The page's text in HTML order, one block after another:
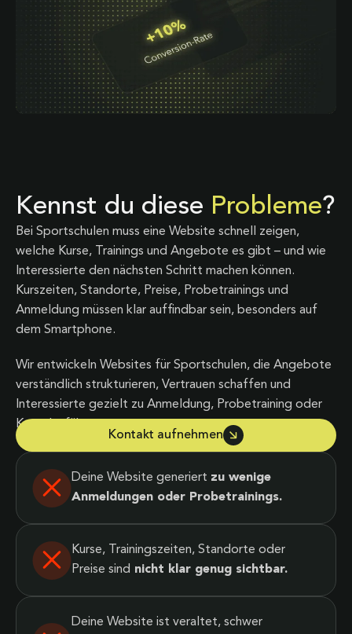
Kennst du diese Probleme?
Bei Sportschulen muss eine Website schnell zeigen,
welche Kurse, Trainings und Angebote es gibt – und wie
Interessierte den nächsten Schritt machen können.
Kurszeiten, Standorte, Preise, Probetrainings und
Anmeldung müssen klar auffindbar sein, besonders auf
dem Smartphone.
Wir entwickeln Websites für Sportschulen, die Angebote
verständlich strukturieren, Vertrauen schaffen und
Interessierte gezielt zu Anmeldung, Probetraining oder
Kontakt führen.
Kontakt aufnehmen
Deine Website generiert zu wenige
Anmeldungen oder Probetrainings.
Kurse, Trainingszeiten, Standorte oder
Preise sind nicht klar genug sichtbar.
Deine Website ist veraltet, schwer